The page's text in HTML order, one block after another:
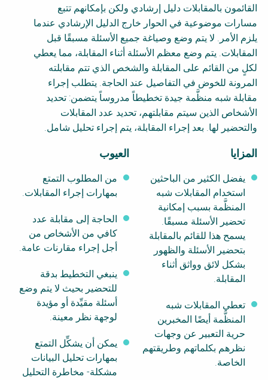
Sanitation Project
Implementation
Water Reporting &
Journalism
Humanitarian Crises
Arctic WASH Online
Course
NaWaTech
SSWM University
Course
Impact with Water
Businesses
Building Your Water &
Climate Career
saneamiento
sostenible en zonas
Treatment, Monitoring
and Reuse in India
WATERUN Toolbox
القائمون بالمقابلات دليل إرشادي ولكن بإمكانهم تتبع
مسارات موضوعية في الحوار خارج الدليل الإرشادي عندما
يلزم الأمر. لا يتم وضع وصياغة جميع الأسئلة مسبقًا قبل
المقابلات. يتم وضع معظم الأسئلة أثناء المقابلة، مما يعطي
لكلٍ من القائم على المقابلة والشخص الذي تتم مقابلته
المرونة للخوض في التفاصيل عند الحاجة. يتطلب إجراء
مقابلة شبه منظَّمة جيدة تخطيطاً مدروساً يتضمن: تحديد
الأشخاص الذين سيتم مقابلتهم، تحديد عدد المقابلات
والتحضير لها. بعد إجراء المقابلة، يتم إجراء تحليل شامل.
المزايا
يفضل الكثير من الباحثين
استخدام المقابلات شبه
المنظَّمة بسبب إمكانية
تحضير الأسئلة مسبقًا.
يسمح هذا للقائم بالمقابلة
بتحضير الأسئلة والظهور
بشكل لائق وواثق أثناء
المقابلة.
تعطي المقابلات شبه
المنظَّمة أيضًا المخبرين
حرية التعبير عن وجهات
نظرهم بكلماتهم وطريقتهم
الخاصة.
العيوب
من المطلوب التمتع
بمهارات إجراء المقابلات.
الحاجة إلى مقابلة عدد
كافي من الأشخاص من
أجل إجراء مقارنات عامة.
ينبغي التخطيط بدقة
للتحضير بحيث لا يتم وضع
أسئلة مقيِّدة أو مؤيدة
لوجهة نظر معينة.
يمكن أن يشكِّل التمتع
بمهارات تحليل البيانات
مشكلة- مخاطرة التحليل